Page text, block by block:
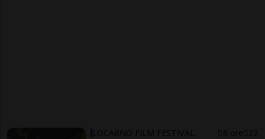
LOCARNO FILM FESTIVAL 6 ore 22